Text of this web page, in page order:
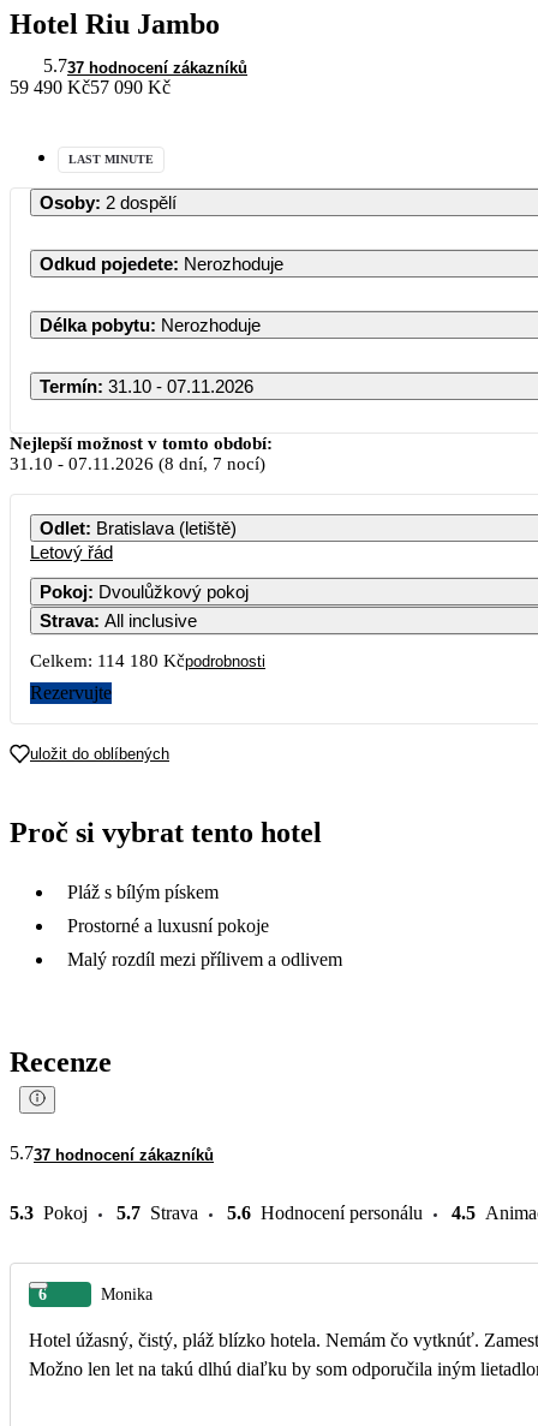
Hotel Riu Jambo
5.737 hodnocení zákazníků
59 490 Kč57 090 Kč
LAST MINUTE
Osoby: 2 dospělí
Odkud pojedete: Nerozhoduje
Délka pobytu: Nerozhoduje
Termín: 31.10 - 07.11.2026
Nejlepší možnost v tomto období:
31.10 - 07.11.2026 (8 dní, 7 nocí)
Odlet: Bratislava (letiště)
Letový řád
Pokoj: Dvoulůžkový pokoj
Strava: All inclusive
Celkem: 114 180 Kčpodrobnosti
Rezervujte
uložit do oblíbených
Proč si vybrat tento hotel
Pláž s bílým pískem
Prostorné a luxusní pokoje
Malý rozdíl mezi přílivem a odlivem
Recenze
5.737 hodnocení zákazníků
5.3 Pokoj 5.7 Strava 5.6 Hodnocení personálu 4.5
6 Monika
Hotel úžasný, čistý, pláž blízko hotela. Nemám čo vytknúť. Zamestnanci hotela ústretoví, urobia čo Vám na očiach uvidia. Delegátka úžasná, vedela kopec informácii, len chválim.
Možno len let na takú dlhú diaľku by som odporučila iným